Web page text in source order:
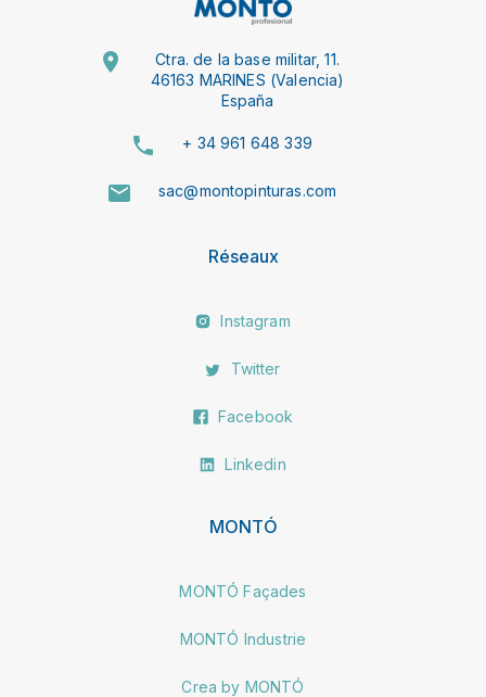
Ctra. de la base militar, 11.
46163 MARINES (Valencia)
España
+ 34 961 648 339
sac@montopinturas.com
Réseaux
Instagram
Twitter
Facebook
Linkedin
MONTÓ
MONTÓ Façades
MONTÓ Industrie
Crea by MONTÓ